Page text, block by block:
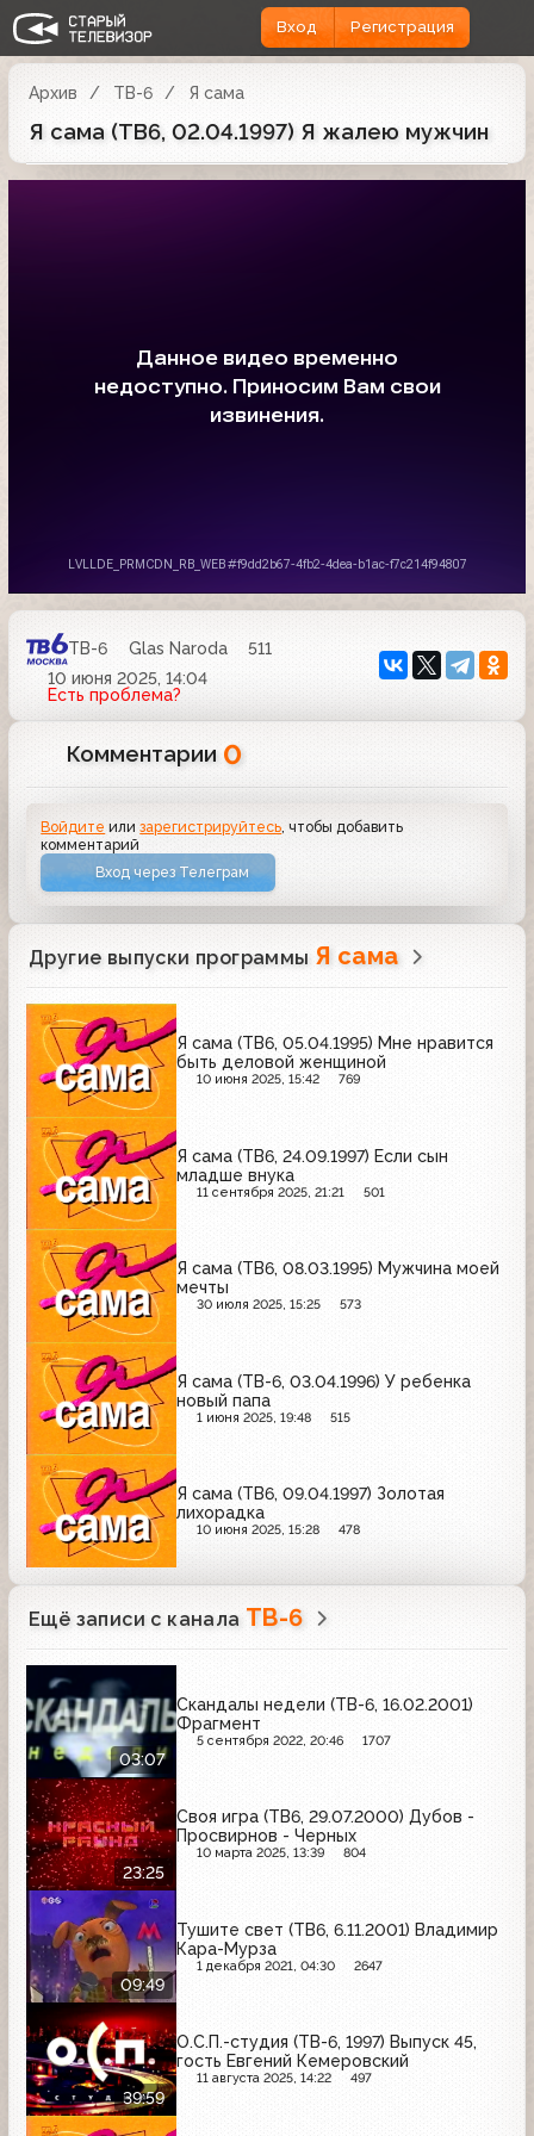
Вход Регистрация
Архив ТВ-6 Я сама
Я сама (ТВ6, 02.04.1997) Я жалею мужчин
ТВ-6 Glas Naroda
511
10 июня 2025, 14:04
Есть проблема?
Комментарии 0
Войдите илизарегистрируйтесь , чтобы добавить
комментарий
Вход через Телеграм
Другие выпуски программы Я сама
Я сама (ТВ6, 05.04.1995) Мне нравится
быть деловой женщиной
10 июня 2025, 15:42 769
Я сама (ТВ6, 24.09.1997) Если сын
младше внука
11 сентября 2025, 21:21 501
Я сама (ТВ6, 08.03.1995) Мужчина моей
мечты
30 июля 2025, 15:25 573
Я сама (ТВ-6, 03.04.1996) У ребенка
новый папа
1 июня 2025, 19:48 515
Я сама (ТВ6, 09.04.1997) Золотая
лихорадка
10 июня 2025, 15:28 478
Ещё записи с канала ТВ-6
03:07
Скандалы недели (ТВ-6, 16.02.2001)
Фрагмент
5 сентября 2022, 20:46 1707
23:25
Своя игра (ТВ6, 29.07.2000) Дубов -
Просвирнов - Черных
10 марта 2025, 13:39 804
09:49
Тушите свет (ТВ6, 6.11.2001) Владимир
Кара-Мурза
1 декабря 2021, 04:30 2647
39:59
О.С.П.-студия (ТВ-6, 1997) Выпуск 45,
гость Евгений Кемеровский
11 августа 2025, 14:22 497